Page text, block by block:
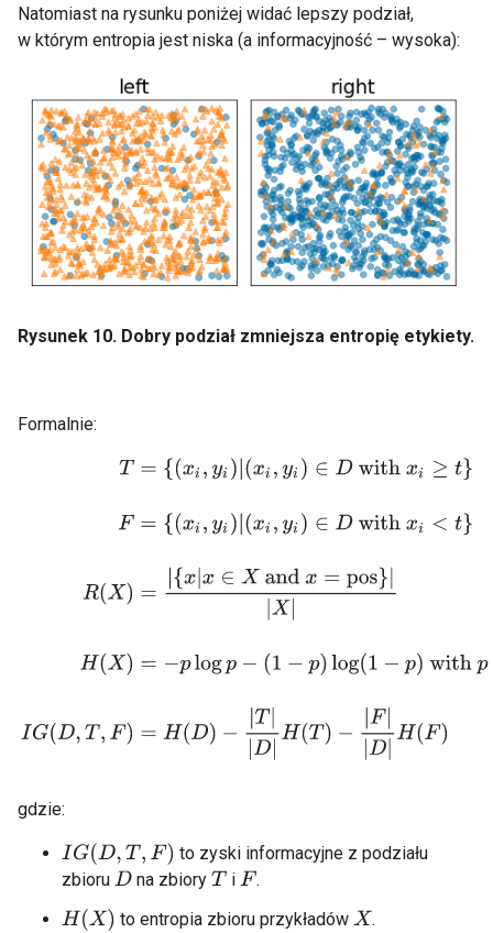
Natomiast na rysunku poniżej widać lepszy podział,
w którym entropia jest niska (a informacyjność – wysoka):
Rysunek 10. Dobry podział zmniejsza entropię etykiety.
Formalnie:
yi)∈D with x ≥t} F ={(x i, yi) |( xi,y )∈ D with xi <t}R(X
gdzie:
IG(D,T,F)
to zyski informacyjne z podziału
zbioru D na zbioryT iF .
H(X) to entropia zbioru przykładówX .